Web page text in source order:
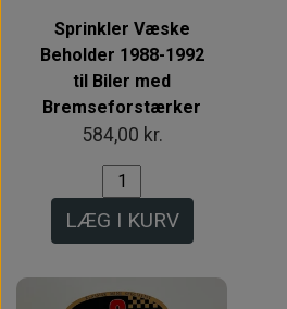
Sprinkler Væske
Beholder 1988-1992
til Biler med
Bremseforstærker
584,00 kr.
LÆG I KURV